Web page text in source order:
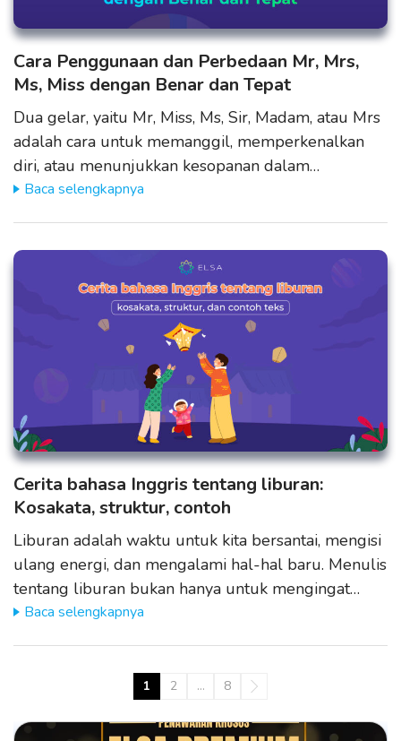
Cara Penggunaan dan Perbedaan Mr, Mrs,
Ms, Miss dengan Benar dan Tepat
Dua gelar, yaitu Mr, Miss, Ms, Sir, Madam, atau Mrs
adalah cara untuk memanggil, memperkenalkan
diri, atau menunjukkan kesopanan dalam…
Baca selengkapnya
Cerita bahasa Inggris tentang liburan:
Kosakata, struktur, contoh
Liburan adalah waktu untuk kita bersantai, mengisi
ulang energi, dan mengalami hal-hal baru. Menulis
tentang liburan bukan hanya untuk mengingat…
Baca selengkapnya
1 2 … 8